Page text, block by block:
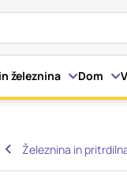
železnina Dom
Železnina in
Nastavitve
Ko obiščete katero